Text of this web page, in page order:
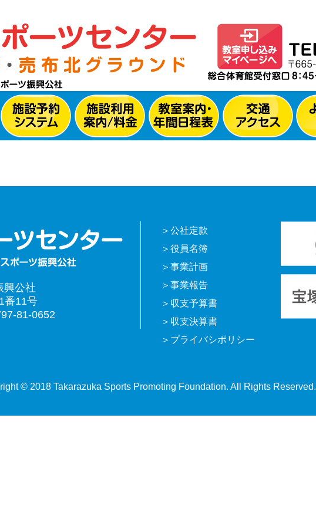
興公社
番11号
81-0652
公社定款
役員名簿
事業計画
事業報告
収支予算書
収支決算書
プライバシポリシー
© 2018 Takarazuka Sports Promoting Foundation. All Rights Reserved.